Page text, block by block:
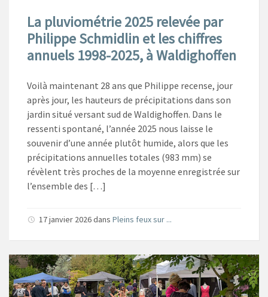
La pluviométrie 2025 relevée par
Philippe Schmidlin et les chiffres
annuels 1998-2025, à Waldighoffen
Voilà maintenant 28 ans que Philippe recense, jour
après jour, les hauteurs de précipitations dans son
jardin situé versant sud de Waldighoffen. Dans le
ressenti spontané, l’année 2025 nous laisse le
souvenir d’une année plutôt humide, alors que les
précipitations annuelles totales (983 mm) se
révèlent très proches de la moyenne enregistrée sur
l’ensemble des […]
17 janvier 2026dans Pleins feux sur ...